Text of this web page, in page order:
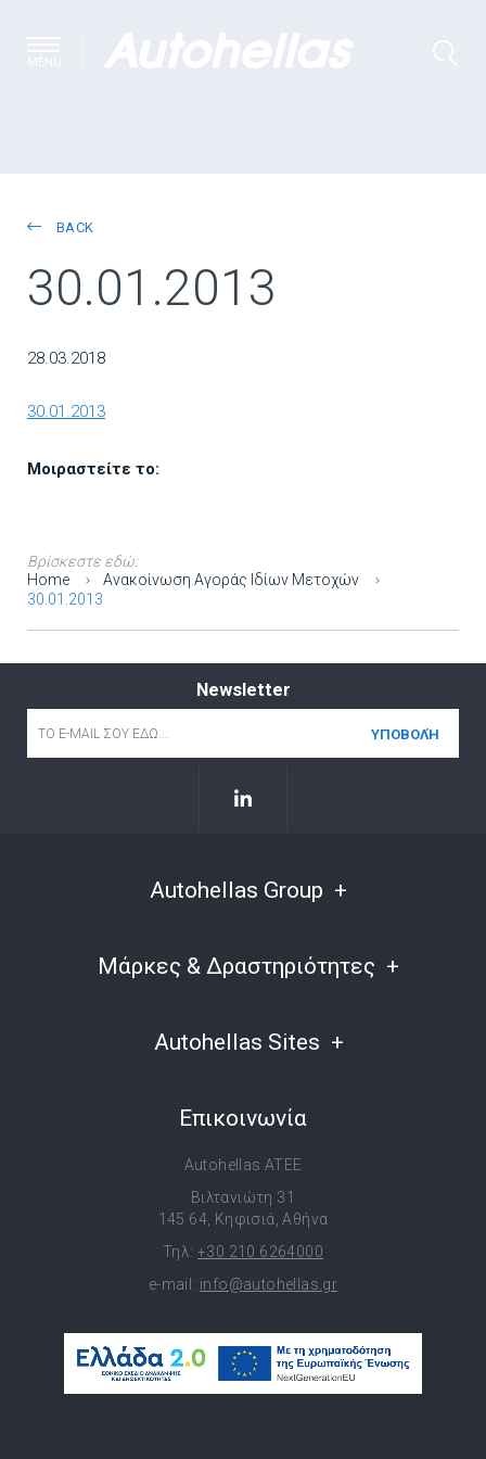
BACK
30.01.2013
28.03.2018
30.01.2013
Μοιραστείτε το:
Βρίσκεστε εδώ:
Home
Ανακοίνωση Αγοράς Ιδίων Μετοχών
30.01.2013
Newsletter
Autohellas Group
Μάρκες & Δραστηριότητες
Autohellas Sites
Επικοινωνία
Autohellas ATEE
Βιλτανιώτη 31
145 64, Κηφισιά, Αθήνα
Τηλ: +30 210 6264000
e-mail: info@autohellas.gr